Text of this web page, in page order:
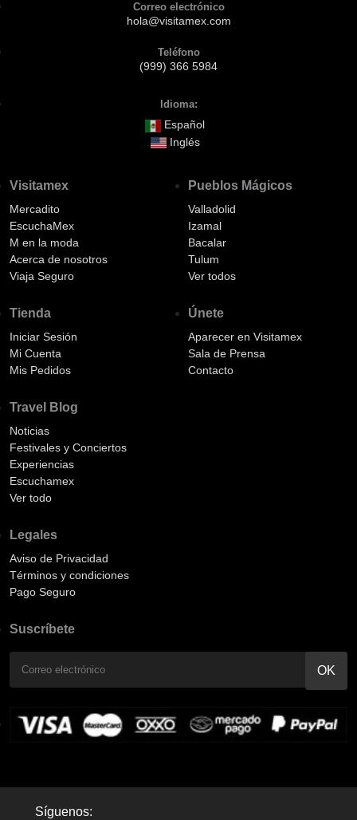
Correo electrónico
hola@visitamex.com
Teléfono
(999) 366 5984
Idioma:
Español
Inglés
Visitamex
Mercadito
EscuchaMex
M en la moda
Acerca de nosotros
Viaja Seguro
Tienda
Iniciar Sesión
Mi Cuenta
Mis Pedidos
Pueblos Mágicos
Valladolid
Izamal
Bacalar
Tulum
Ver todos
Únete
Aparecer en Visitamex
Sala de Prensa
Contacto
Travel Blog
Noticias
Festivales y Conciertos
Experiencias
Escuchamex
Ver todo
Legales
Aviso de Privacidad
Términos y condiciones
Pago Seguro
Suscríbete
Síguenos: